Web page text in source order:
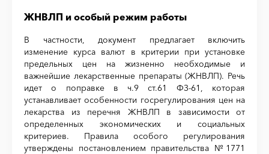
ЖНВЛП и особый режим работы
В частности, документ предлагает включить
изменение курса валют в критерии при установке
предельных цен на жизненно необходимые и
важнейшие лекарственные препараты (ЖНВЛП). Речь
идет о поправке в ч.9 ст.61 ФЗ-61, которая
устанавливает особенности госрегулирования цен на
лекарства из перечня ЖНВЛП в зависимости от
определенных экономических и социальных
критериев. Правила особого регулирования
утверждены постановлением правительства №1771